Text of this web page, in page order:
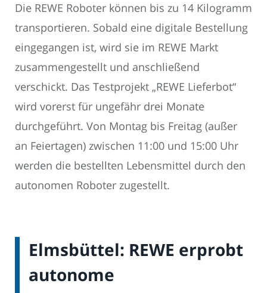
Die REWE Roboter können bis zu 14 Kilogramm
transportieren. Sobald eine digitale Bestellung
eingegangen ist, wird sie im REWE Markt
zusammengestellt und anschließend
verschickt. Das Testprojekt „REWE Lieferbot“
wird vorerst für ungefähr drei Monate
durchgeführt. Von Montag bis Freitag (außer
an Feiertagen) zwischen 11:00 und 15:00 Uhr
werden die bestellten Lebensmittel durch den
autonomen Roboter zugestellt.
Elmsbüttel: REWE erprobt
autonome